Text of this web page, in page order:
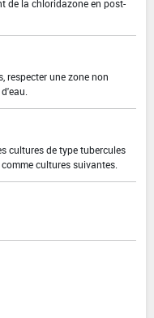
de la chloridazone en post-
respecter une zone non
cultures de type tubercules
cultures suivantes.